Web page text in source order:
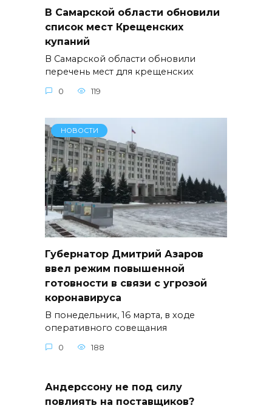
В Самарской области обновили
список мест Крещенских
купаний
В Самарской области обновили
перечень мест для крещенских
0 119
НОВОСТИ
Губернатор Дмитрий Азаров
ввел режим повышенной
готовности в связи с угрозой
коронавируса
В понедельник, 16 марта, в ходе
оперативного совещания
0 188
Андерссону не под силу
повлиять на поставщиков?